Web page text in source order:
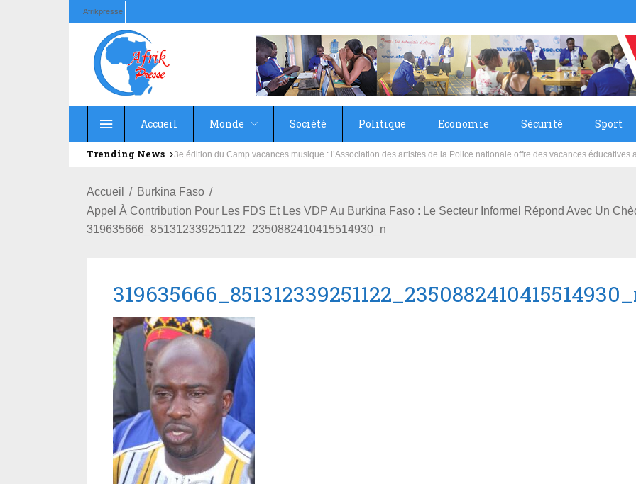
Afrikpresse
Accueil Monde Société Politique Economie Sécurité Sport
Trending News Education : la fédération de la Russie rénove les écoles primaire et collège du Camp Général Aboubacar Sangoulé
Accueil
Burkina Faso
Appel À Contribution Pour Les FDS Et Les VDP Au Burkina Faso : Le Secteur Informel Répond Avec Un
319635666_851312339251122_2350882410415514930_n